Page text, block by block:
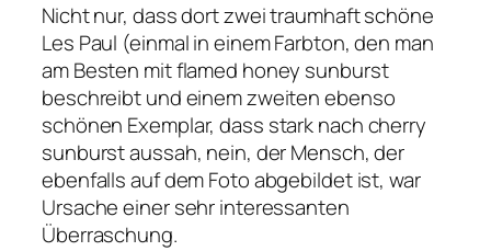
Nicht nur, dass dort zwei traumhaft schöne
Les Paul (einmal in einem Farbton, den man
am Besten mit flamed honey sunburst
beschreibt und einem zweiten ebenso
schönen Exemplar, dass stark nach cherry
sunburst aussah, nein, der Mensch, der
ebenfalls auf dem Foto abgebildet ist, war
Ursache einer sehr interessanten
Überraschung.